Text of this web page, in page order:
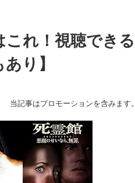
これ！視聴できる
り】
当記事はプロモーションを含みます。